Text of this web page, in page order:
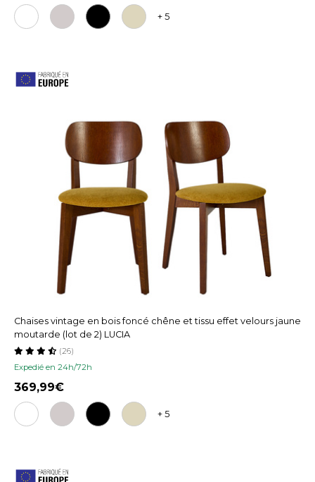
+ 5
Chaises vintage en bois foncé chêne et tissu effet velours jaune
moutarde (lot de 2) LUCIA
Expedié en 24h/72h
(26)
369,99
+ 5